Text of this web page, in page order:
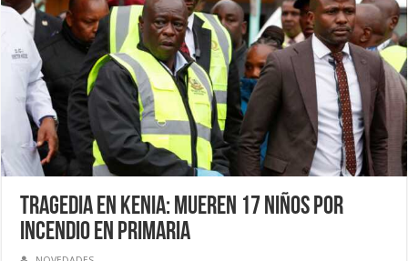
Tragedia en Kenia: Mueren 17 niños por
incendio en primaria